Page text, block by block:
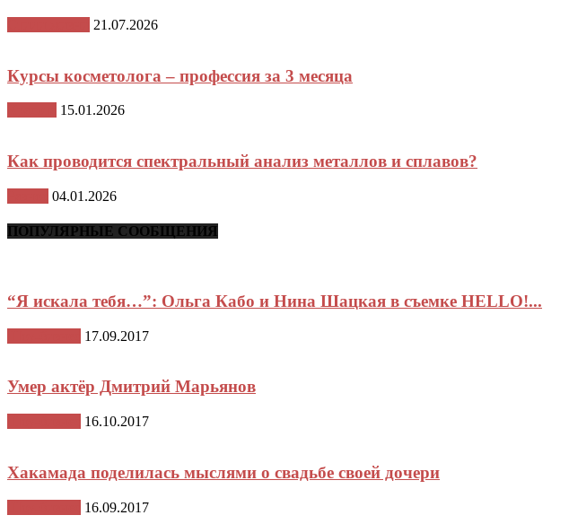
21.07.2026
Курсы косметолога – профессия за 3 месяца
15.01.2026
Как проводится спектральный анализ металлов и сплавов?
04.01.2026
ПОПУЛЯРНЫЕ СООБЩЕНИЯ
“Я искала тебя…”: Ольга Кабо и Нина Шацкая в съемке HELLO!...
17.09.2017
Умер актёр Дмитрий Марьянов
16.10.2017
Хакамада поделилась мыслями о свадьбе своей дочери
16.09.2017